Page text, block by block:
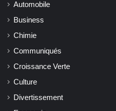
Automobile
Business
Chimie
Communiqués
Croissance Verte
Culture
Divertissement